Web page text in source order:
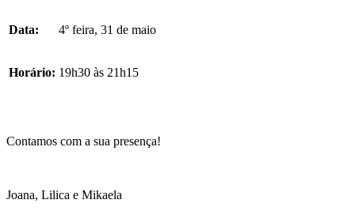
Data: 4º feira, 31 de maio
Horário: 19h30 às 21h15
Contamos com a sua presença!
Joana, Lilica e Mikaela